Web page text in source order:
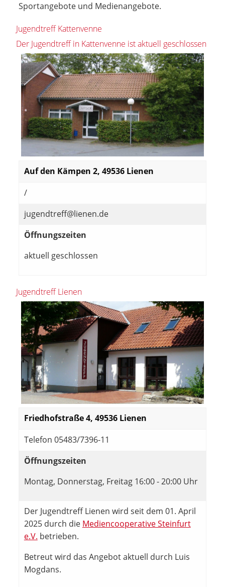
Sportangebote und Medienangebote.
Jugendtreff Kattenvenne
Der Jugendtreff in Kattenvenne ist aktuell geschlossen
Auf den Kämpen 2, 49536 Lienen
/
jugendtreff@lienen.de
Öffnungszeiten
aktuell geschlossen
Jugendtreff Lienen
Friedhofstraße 4, 49536 Lienen
Telefon 05483/7396-11
Öffnungszeiten
Montag, Donnerstag, Freitag 16:00 - 20:00 Uhr
Der Jugendtreff Lienen wird seit dem 01. April
2025 durch die Mediencooperative Steinfurt
e.V. betrieben.
Betreut wird das Angebot aktuell durch Luis
Mogdans.